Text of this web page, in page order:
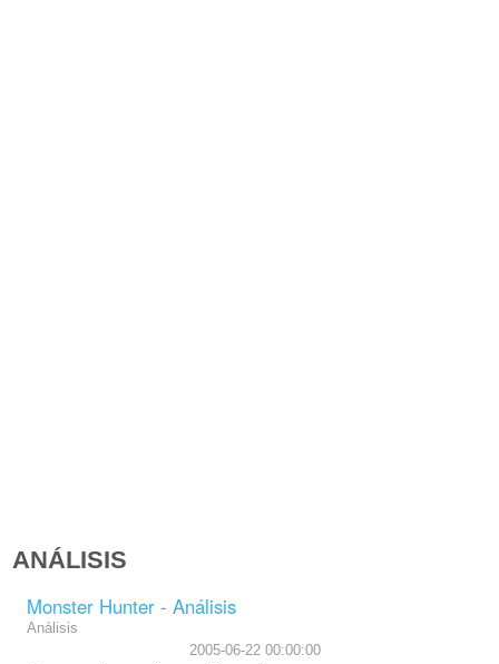
ANÁLISIS
Monster Hunter - Análisis
Análisis
2005-06-22 00:00:00